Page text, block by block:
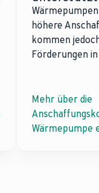
höhere
kommen
Förderungen in
Mehr über die
Wärmepumpe